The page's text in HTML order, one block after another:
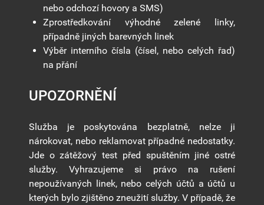
nebo odchozí hovory a SMS)
Zprostředkování výhodné zelené linky,
případně jiných barevných linek
Výběr interního čísla (čísel, nebo celých řad)
na přání
UPOZORNĚNÍ
Služba je poskytována bezplatně, nelze ji
nárokovat, nebo reklamovat případné nedostatky.
Jde o zátěžový test před spuštěním jiné ostré
služby. Vyhrazujeme si právo na rušení
nepoužívaných linek, nebo celých účtů a účtů u
kterých bylo zjištěno zneužití služby. V případě, že